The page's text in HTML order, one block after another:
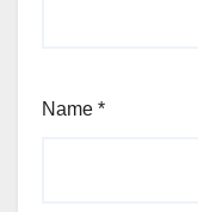
Name *